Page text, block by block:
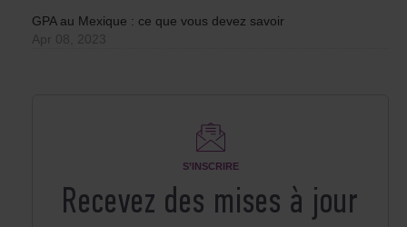
GPA au Mexique : ce que vous devez savoir
Apr 08, 2023
S’INSCRIRE
Recevez des mises à jour